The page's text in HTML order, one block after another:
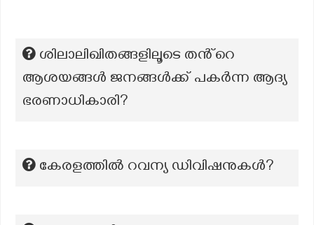
ശിലാലിഖിതങ്ങളിലൂടെ തൻ്റെ
ആശയങ്ങൾ ജനങ്ങൾക്ക് പകർന്ന ആദ്യ
ഭരണാധികാരി?
കേരളത്തിൽ റവന്യ ഡിവിഷനുകൾ?